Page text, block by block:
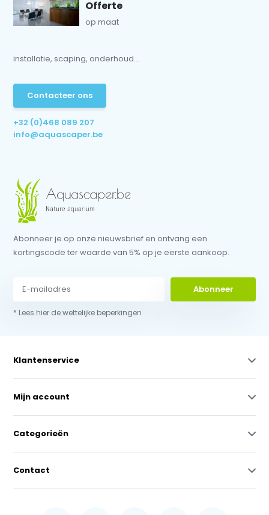
Offerte
op maat
installatie, scaping, onderhoud...
Contacteer ons
+32 (0)468 089 207
info@aquascaper.be
Abonneer je op onze nieuwsbrief en ontvang een
kortingscode ter waarde van 5% op je eerste aankoop.
Abonneer
* Lees hier de wettelijke beperkingen
Klantenservice
Mijn account
Categorieën
Contact